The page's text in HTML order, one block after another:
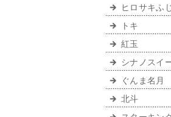
ヒロサキふ
トキ
紅玉
シナノスイ
ぐんま名月
北斗